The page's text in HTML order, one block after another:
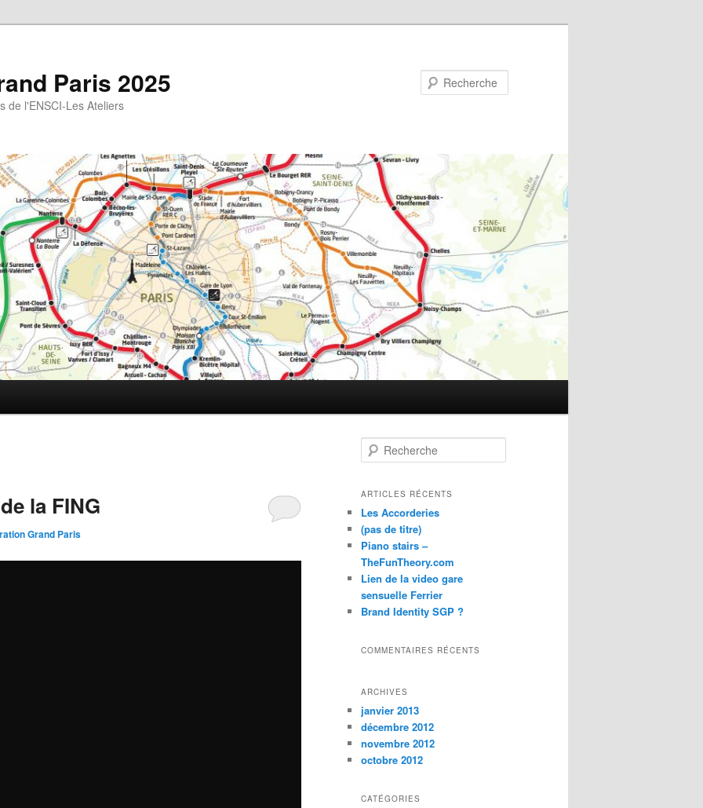
Paris 2025
de l'ENSCI-Les Ateliers
la FING
Grand Paris
e
h
r
c
h
e
ARTICLES RÉCENTS
Les Accorderies
(pas de titre)
Piano stairs –
TheFunTheory.com
Lien de la video gare
sensuelle Ferrier
Brand Identity SGP ?
COMMENTAIRES RÉCENTS
ARCHIVES
janvier 2013
décembre 2012
novembre 2012
octobre 2012
CATÉGORIES